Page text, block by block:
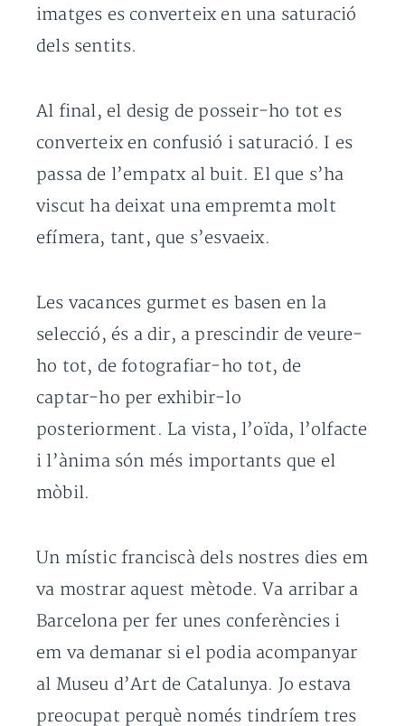
imatges es converteix en una saturació
dels sentits.
Al final, el desig de posseir-ho tot es
converteix en confusió i saturació. I es
passa de l’empatx al buit. El que s’ha
viscut ha deixat una empremta molt
efímera, tant, que s’esvaeix.
Les vacances gurmet es basen en la
selecció, és a dir, a prescindir de veure-
ho tot, de fotografiar-ho tot, de
captar-ho per exhibir-lo
posteriorment. La vista, l’oïda, l’olfacte
i l’ànima són més importants que el
mòbil.
Un místic franciscà dels nostres dies em
va mostrar aquest mètode. Va arribar a
Barcelona per fer unes conferències i
em va demanar si el podia acompanyar
al Museu d’Art de Catalunya. Jo estava
preocupat perquè només tindríem tres